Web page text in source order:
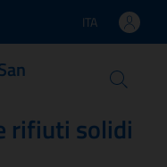
Lingua attiva:
ITA
rifiuti solidi